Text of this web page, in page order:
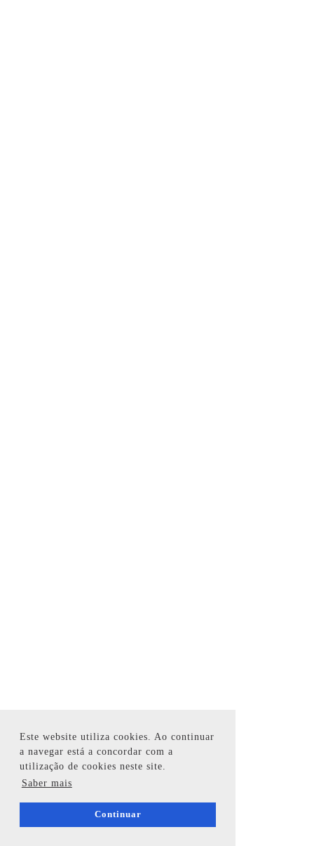
Este website utiliza cookies. Ao continuar
a navegar está a concordar com a
utilização de cookies neste site.
Saber mais
Continuar